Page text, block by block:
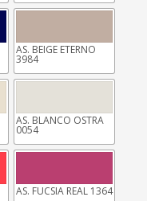
AS. BEIGE ETERNO
3984
AS. BLANCO OSTRA
0054
AS. FUCSIA REAL 1364